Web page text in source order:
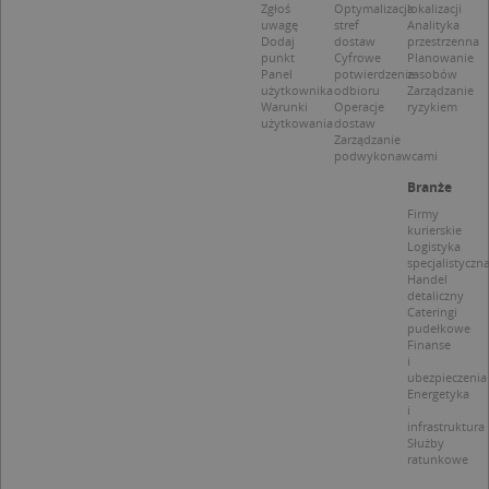
Zgłoś
uwagę
Dodaj
punkt
Panel
użytkownika
Warunki
użytkowania
Optymalizacja
stref
dostaw
Cyfrowe
potwierdzenie
odbioru
Operacje
dostaw
Zarządzanie
podwykonawcami
lokalizacji
Analityka
przestrzenna
Planowanie
zasobów
Zarządzanie
ryzykiem
Branże
Firmy
kurierskie
Logistyka
specjalistyczna
Handel
detaliczny
Cateringi
pudełkowe
Finanse
i
ubezpieczenia
Energetyka
i
infrastruktura
Służby
ratunkowe
CookieScript
.targeo.pl
1 rok 1 miesiąc
1 rok
1 rok
przechowywania
Opis
Domena
.crossdomain.cookie-